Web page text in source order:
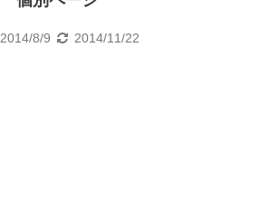
2014/8/9 2014/11/22